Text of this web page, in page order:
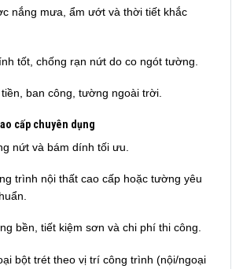
nắng mưa, ẩm ướt và thời tiết khắc
tốt, chống rạn nứt do co ngót tường.
ban công, tường ngoài trời.
cấp chuyên dụng
nứt và bám dính tối ưu.
trình nội thất cao cấp hoặc tường yêu
bền, tiết kiệm sơn và chi phí thi công.
bột trét theo vị trí công trình (nội/ngoại